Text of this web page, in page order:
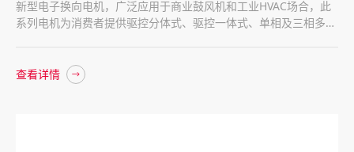
新型电子换向电机，广泛应用于商业鼓风机和工业HVAC场合，此
系列电机为消费者提供驱控分体式、驱控一体式、单相及三相多种
查看详情